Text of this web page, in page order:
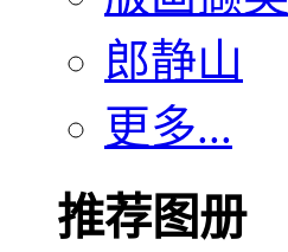
郎静山
更多...
推荐图册